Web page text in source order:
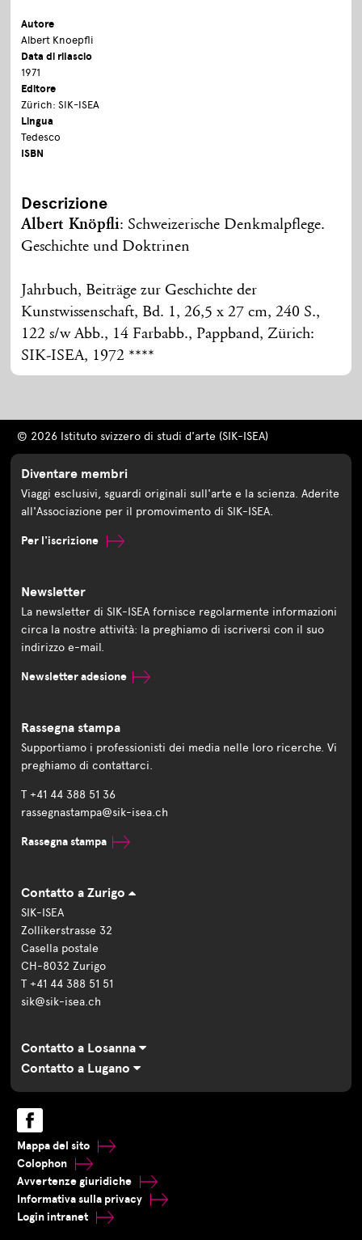
Autore
Albert Knoepfli
Data di rilascio
1971
Editore
Zürich: SIK-ISEA
Lingua
Tedesco
ISBN
Descrizione
Albert Knöpfli: Schweizerische Denkmalpflege.
Geschichte und Doktrinen
Jahrbuch, Beiträge zur Geschichte der
Kunstwissenschaft, Bd. 1, 26,5 x 27 cm, 240 S.,
122 s/w Abb., 14 Farbabb., Pappband, Zürich:
SIK-ISEA, 1972 ****
© 2026 Istituto svizzero di studi d'arte (SIK-ISEA)
Diventare membri
Viaggi esclusivi, sguardi originali sull'arte e la scienza. Aderite
all'Associazione per il promovimento di SIK-ISEA.
Per l'iscrizione
Newsletter
La newsletter di SIK-ISEA fornisce regolarmente informazioni
circa la nostre attività: la preghiamo di iscriversi con il suo
indirizzo e-mail.
Newsletter adesione
Rassegna stampa
Supportiamo i professionisti dei media nelle loro ricerche. Vi
preghiamo di contattarci.
T +41 44 388 51 36
rassegnastampa@sik-isea.ch
Rassegna stampa
Contatto a Zurigo
SIK-ISEA
Zollikerstrasse 32
Casella postale
CH-8032 Zurigo
T +41 44 388 51 51
sik@sik-isea.ch
Contatto a Losanna
Contatto a Lugano
Mappa del sito
Colophon
Avvertenze giuridiche
Informativa sulla privacy
Login intranet